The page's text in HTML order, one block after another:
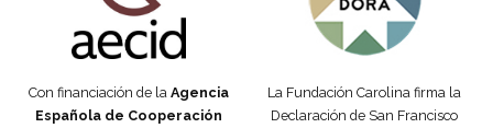
Con financiación de la Agencia
Española de Cooperación
La Fundación Carolina firma la
Declaración de San Francisco